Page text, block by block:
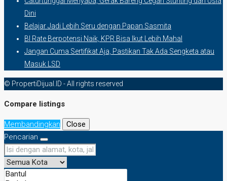
Dini
Belajar Jadi Lebih Seru dengan Papan Sasmita
BI Rate Berpotensi Naik, KPR Bisa Ikut Lebih Mahal
Jangan Cuma Sertifikat Aja, Pastikan Tak Ada Sengketa atau
Masuk LSD
© PropertiDijual.ID - All rights reserved
Compare listings
Membandingkan
Close
Pencarian